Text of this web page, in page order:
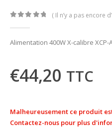
( Il n’y a pas encore
Alimentation 400W X-calibre XCP-
€44,20 TTC
Malheureusement ce produit
Contactez-nous pour plus